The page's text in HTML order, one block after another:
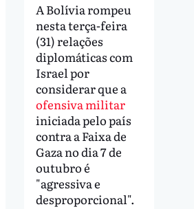
A Bolívia rompeu
nesta terça-feira
(31) relações
diplomáticas com
Israel por
considerar que a
ofensiva militar
iniciada pelo país
contra a Faixa de
Gaza no dia 7 de
outubro é
"agressiva e
desproporcional".